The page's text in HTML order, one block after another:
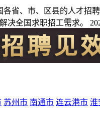
各省、市、区县的人才
决全国求职招工需求。
苏州市 南通市 连云港市 淮